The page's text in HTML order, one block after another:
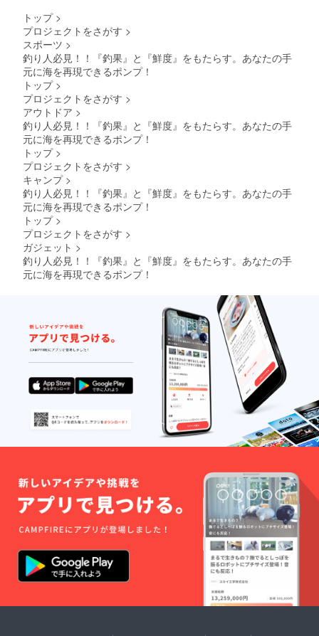
トップ >
プロジェクトをさがす >
スポーツ >
釣り人必見！！『釣果』と『鮮度』をもたらす。あなたの手
元に海を再現できるポンプ！
トップ >
プロジェクトをさがす >
アウトドア >
釣り人必見！！『釣果』と『鮮度』をもたらす。あなたの手
元に海を再現できるポンプ！
トップ >
プロジェクトをさがす >
キャンプ >
釣り人必見！！『釣果』と『鮮度』をもたらす。あなたの手
元に海を再現できるポンプ！
トップ >
プロジェクトをさがす >
ガジェット >
釣り人必見！！『釣果』と『鮮度』をもたらす。あなたの手
元に海を再現できるポンプ！